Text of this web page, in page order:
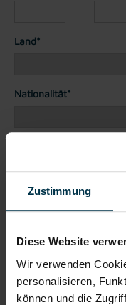
Zustimmung
Diese Website
Wir verwenden
personalisieren,
können und die
Land*
Nationalität*
Dateianhänge (max.
Bewerbungsschreiben